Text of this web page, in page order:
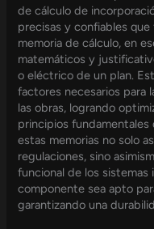
de cálculo de
precisas y confiables
memoria de cálculo, en
matemáticos y
o eléctrico de un plan.
factores necesarios para
las obras, logrando
principios fundamentales
estas memorias no solo
regulaciones, sino
funcional de los
componente sea apto
garantizando una